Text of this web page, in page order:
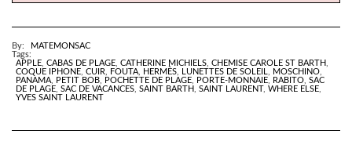
By:
MATEMONSAC
Tags:
APPLE CABAS DE PLAGE CATHERINE MICHIELS CHEMISE CAROLE ST BARTH
COQUE IPHONE CUIR FOUTA HERMÈS LUNETTES DE SOLEIL MOSCHINO
PANAMA
PETIT BOB POCHETTE DE PLAGE PORTE-MONNAIE RABITO SAC
DE PLAGE SAC DE VACANCES SAINT BARTH SAINT LAURENT, WHERE ELSE
YVES SAINT LAURENT